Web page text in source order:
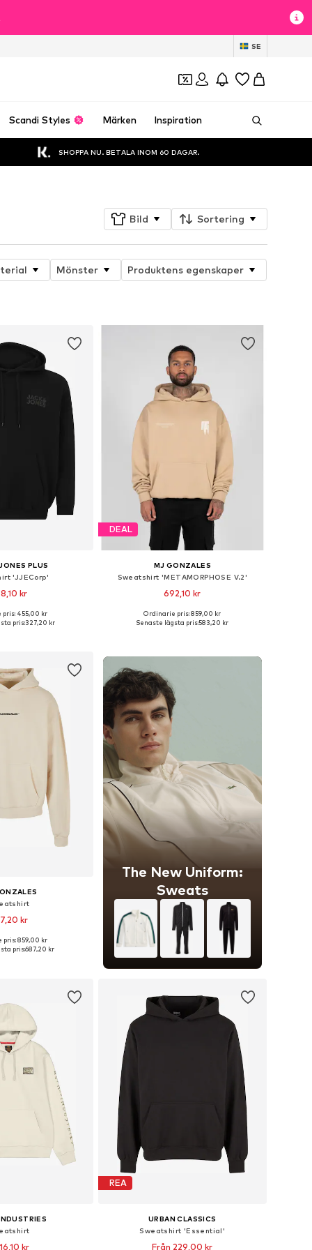
SE
Scandi Styles Märken Inspiration
SHOPPA NU. BETALA INOM 60 DAGAR.
Bild Sortering
Mönster
Produktens egenskaper
PLUS
'JJECorp'
kr
+3
storlekar
455,00 kr
pris:327,20 kr
DEAL
MJ GONZALES
Sweatshirt 'METAMORPHOSE V.2'
692,10 kr
Tillgänglig i många storlekar
Ordinarie pris: 859,00 kr
Senaste lägsta pris:583,20 kr
kr
storlekar
pris: 859,00 kr
pris:687,20 kr
The New Uniform:
Sweats
kr
REA
URBAN CLASSICS
Sweatshirt 'Essential'
Från 229,00 kr